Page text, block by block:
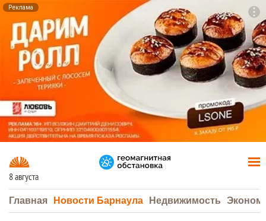
Реклама
8 августа
Главная Новости Барнаула Недвижимость